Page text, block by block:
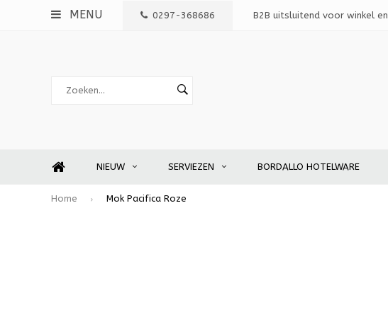
MENU 0297-368686 B2B uitsluitend voor winkel
NIEUW SERVIEZEN BORDALLO HOTELWARE
Home Mok Pacifica Roze